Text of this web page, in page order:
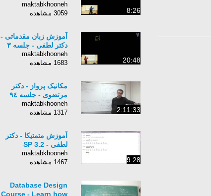
8:26
maktabkhooneh
3059 مشاهده
20:48
آموزش زبان مقدماتی -
دکتر لطفی - جلسه ٣
maktabkhooneh
1683 مشاهده
2:11:33
مکانیک پرواز - دکتر
مرتضوی - جلسه ٩٤
maktabkhooneh
1317 مشاهده
9:28
آموزش متمتیکا - دکتر
لطفی - 3.2 SP
maktabkhooneh
1467 مشاهده
Database Design
Course - Learn how